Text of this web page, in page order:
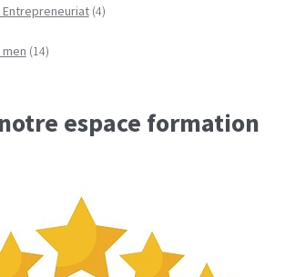
44
1414
espace formation